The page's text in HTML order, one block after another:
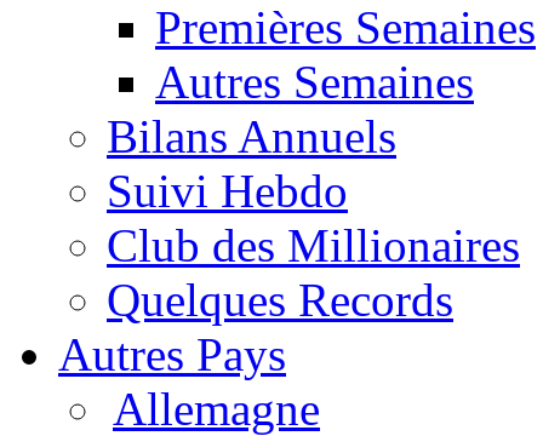
Premières Semaines
Autres Semaines
Bilans Annuels
Suivi Hebdo
Club des Millionaires
Quelques Records
Autres Pays
Allemagne